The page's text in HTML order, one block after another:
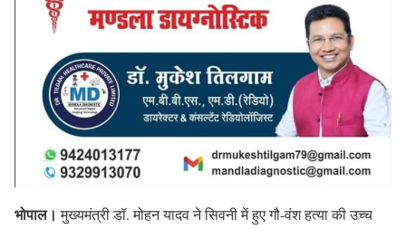
भोपाल।मुख्यमंत्री डॉ. मोहन यादव ने सिवनी में हुए गौ-वंश हत्या की उच्च